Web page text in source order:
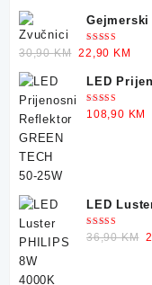
Ocjenjeno
5.00 od 5
30,90KM Original
was:
30,90 KM.
22,90 KM
is:
LED
25W
Ocjenjeno
5.00od 5
108,90 KM
LED
Ocjenjeno
5.00od 5
36,90KM